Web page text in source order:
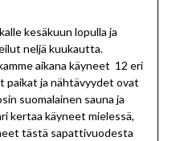
kesäkuun lopulla ja
neljä kuukautta.
aikana käyneet 12 eri
paikat ja nähtävyydet ovat
suomalainen sauna ja
kertaa käyneet mielessä,
tästä sapattivuodesta